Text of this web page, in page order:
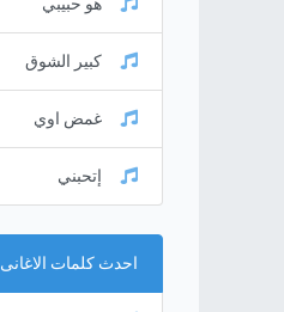
كبير الشوق
غمض اوي
إتحبني
احدث كلمات الاغانى